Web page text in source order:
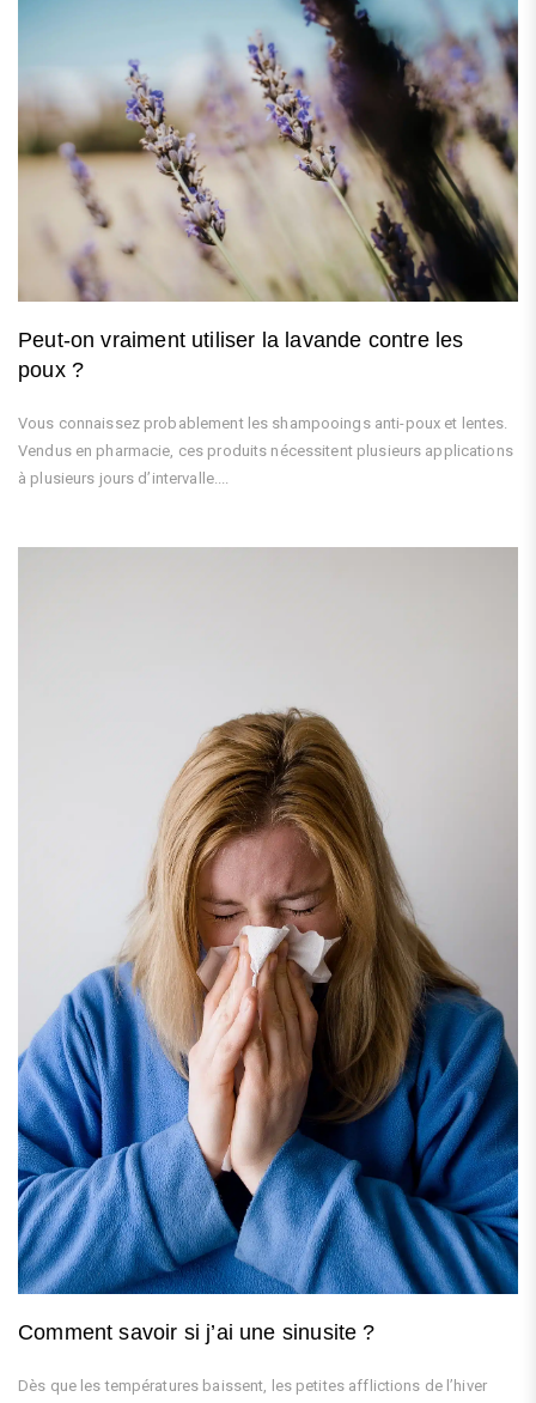
Peut-on vraiment utiliser la lavande contre les
poux ?
Vous connaissez probablement les shampooings anti-poux et lentes.
Vendus en pharmacie, ces produits nécessitent plusieurs applications
à plusieurs jours d’intervalle....
Comment savoir si j’ai une sinusite ?
Dès que les températures baissent, les petites afflictions de l’hiver